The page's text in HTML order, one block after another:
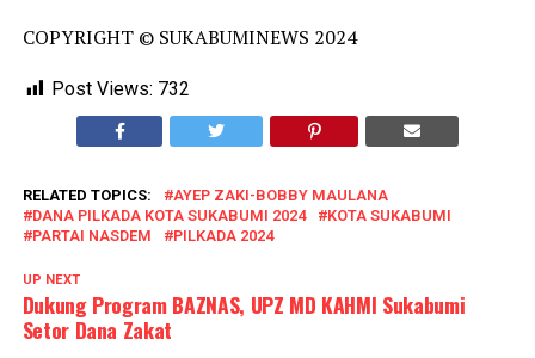
COPYRIGHT © SUKABUMINEWS 2024
Post Views: 732
RELATED TOPICS:
AYEP ZAKI-BOBBY MAULANA
DANA PILKADA KOTA SUKABUMI 2024
KOTA SUKABUMI
PARTAI NASDEM
PILKADA 2024
UP NEXT
Dukung Program BAZNAS, UPZ MD KAHMI Sukabumi
Setor Dana Zakat